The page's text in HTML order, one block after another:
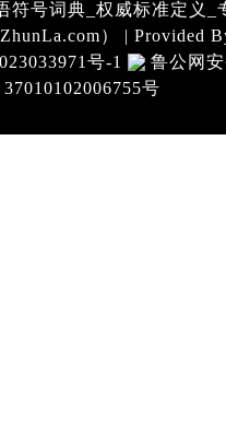
符号词典_权威标准定义_
） | Provided
号-1
鲁公网
37010102006755号